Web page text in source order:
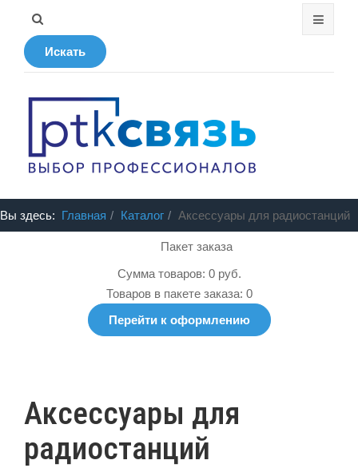
Искать
Вы здесь: Главная Каталог Аксессуары для радиостанций
Пакет заказа
Сумма товаров: 0 руб.
Товаров в пакете заказа: 0
Перейти к оформлению
Аксессуары для
радиостанций